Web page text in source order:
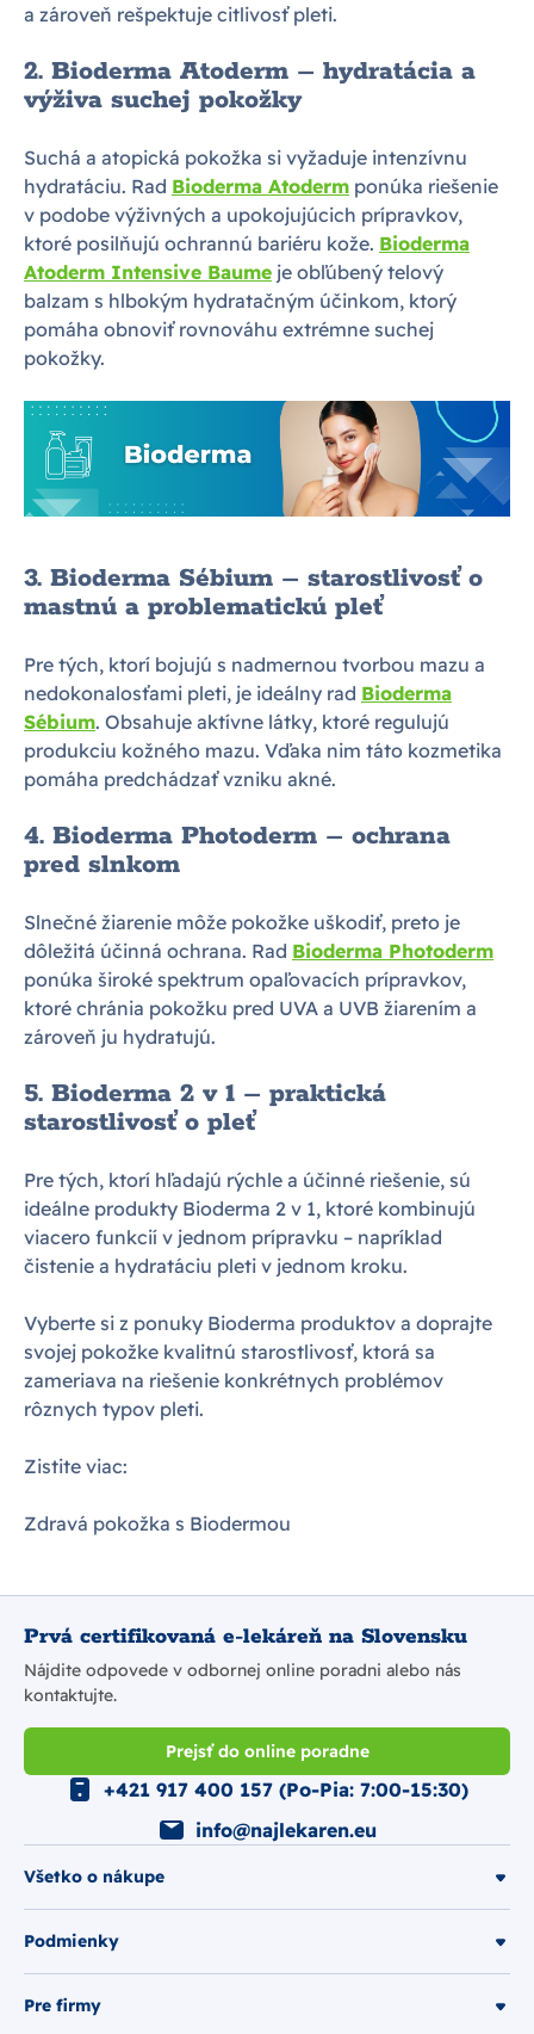
a zároveň rešpektuje citlivosť pleti.
2. Bioderma Atoderm – hydratácia a
výživa suchej pokožky
Suchá a atopická pokožka si vyžaduje intenzívnu
hydratáciu. Rad Bioderma Atoderm ponúka riešenie
v podobe výživných a upokojujúcich prípravkov,
ktoré posilňujú ochrannú bariéru kože. Bioderma
Atoderm Intensive Baume je obľúbený telový
balzam s hlbokým hydratačným účinkom, ktorý
pomáha obnoviť rovnováhu extrémne suchej
pokožky.
3. Bioderma Sébium – starostlivosť o
mastnú a problematickú pleť
Pre tých, ktorí bojujú s nadmernou tvorbou mazu a
nedokonalosťami pleti, je ideálny rad Bioderma
Sébium. Obsahuje aktívne látky, ktoré regulujú
produkciu kožného mazu. Vďaka nim táto kozmetika
pomáha predchádzať vzniku akné.
4. Bioderma Photoderm – ochrana
pred slnkom
Slnečné žiarenie môže pokožke uškodiť, preto je
dôležitá účinná ochrana. Rad Bioderma Photoderm
ponúka široké spektrum opaľovacích prípravkov,
ktoré chránia pokožku pred UVA a UVB žiarením a
zároveň ju hydratujú.
5. Bioderma 2 v 1 – praktická
starostlivosť o pleť
Pre tých, ktorí hľadajú rýchle a účinné riešenie, sú
ideálne produkty Bioderma 2 v 1, ktoré kombinujú
viacero funkcií v jednom prípravku – napríklad
čistenie a hydratáciu pleti v jednom kroku.
Vyberte si z ponuky Bioderma produktov a doprajte
svojej pokožke kvalitnú starostlivosť, ktorá sa
zameriava na riešenie konkrétnych problémov
rôznych typov pleti.
Zistite viac:
Zdravá pokožka s Biodermou
Prvá certifikovaná e-lekáreň na Slovensku
Nájdite odpovede v odbornej online poradni alebo nás
kontaktujte.
Prejsť do online poradne
Všetko o nákupe
Podmienky
Pre firmy
+421 917 400 157 (Po-Pia: 7:00-15:30)
info@najlekaren.eu